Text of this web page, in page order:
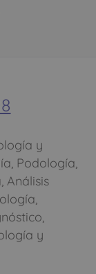
y
Podología,
Análisis
y